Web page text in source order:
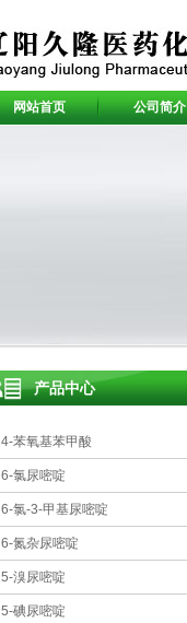
网站首页 公司简介
产品中心
4-苯氧基苯甲酸
6-氯尿嘧啶
6-氯-3-甲基尿嘧啶
6-氮杂尿嘧啶
5-溴尿嘧啶
5-碘尿嘧啶